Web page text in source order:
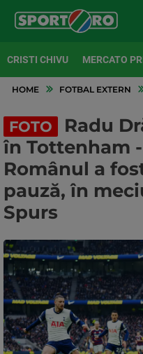
CRISTI CHIVU MERCATO
HOME FOTBAL EXTERN
FOTO
Radu
în Tottenham
Românul a
pauză, în
Spurs